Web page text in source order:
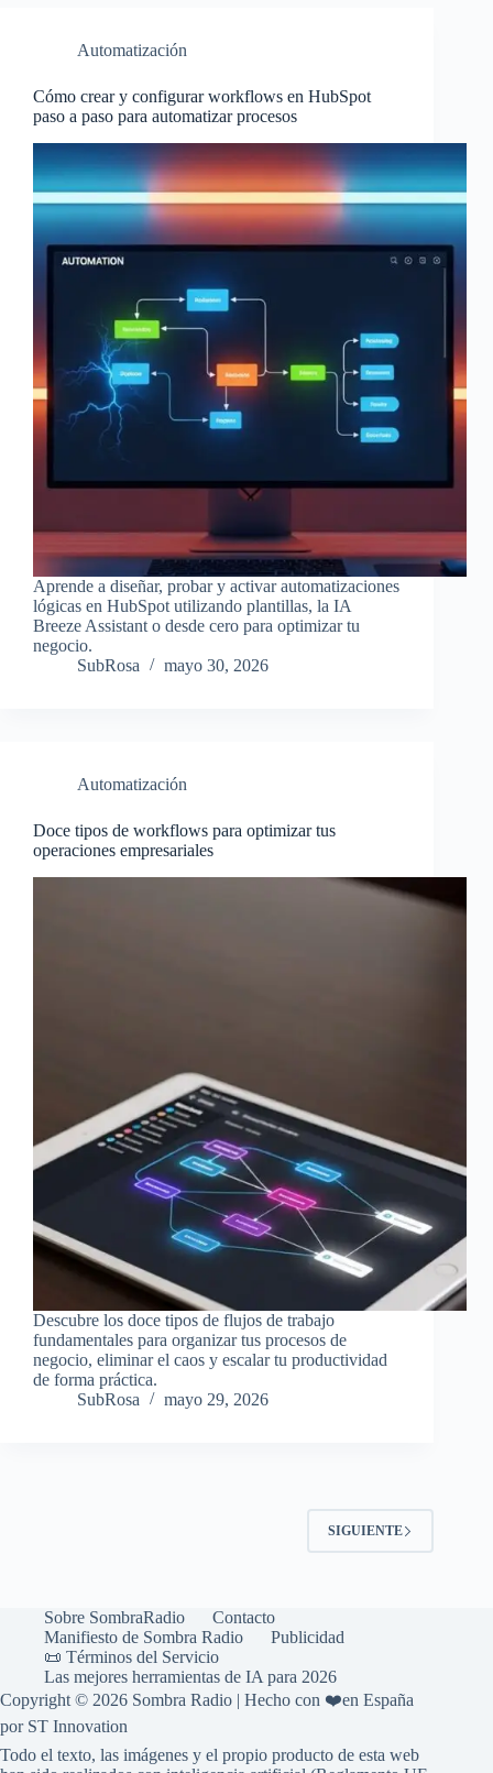
Automatización
Cómo crear y configurar workflows en HubSpot
paso a paso para automatizar procesos
Aprende a diseñar, probar y activar automatizaciones
lógicas en HubSpot utilizando plantillas, la IA
Breeze Assistant o desde cero para optimizar tu
negocio.
SubRosa
mayo 30, 2026
Automatización
Doce tipos de workflows para optimizar tus
operaciones empresariales
Descubre los doce tipos de flujos de trabajo
fundamentales para organizar tus procesos de
negocio, eliminar el caos y escalar tu productividad
de forma práctica.
SubRosa
mayo 29, 2026
SIGUIENTE
Sobre SombraRadio
Contacto
Manifiesto de Sombra Radio
Publicidad
📜 Términos del Servicio
Las mejores herramientas de IA para 2026
Copyright © 2026 Sombra Radio | Hecho con ❤️en España
por ST Innovation
Todo el texto, las imágenes y el propio producto de esta web